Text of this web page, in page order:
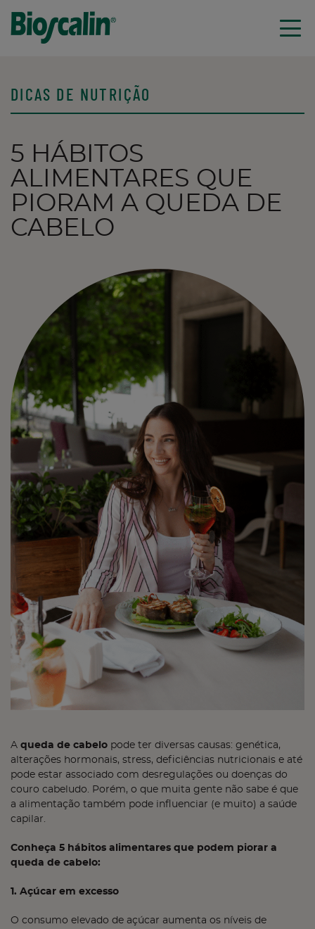
DICAS DE NUTRIÇÃO
5 HÁBITOS
ALIMENTARES QUE
PIORAM A QUEDA DE
CABELO
A queda de cabelo pode ter diversas causas: genética,
alterações hormonais, stress, deficiências nutricionais e até
pode estar associado com desregulações ou doenças do
couro cabeludo. Porém, o que muita gente não sabe é que
a alimentação também pode influenciar (e muito) a saúde
capilar.
Conheça 5 hábitos alimentares que podem piorar a
queda de cabelo:
1. Açúcar em excesso
O consumo elevado de açúcar aumenta os níveis de